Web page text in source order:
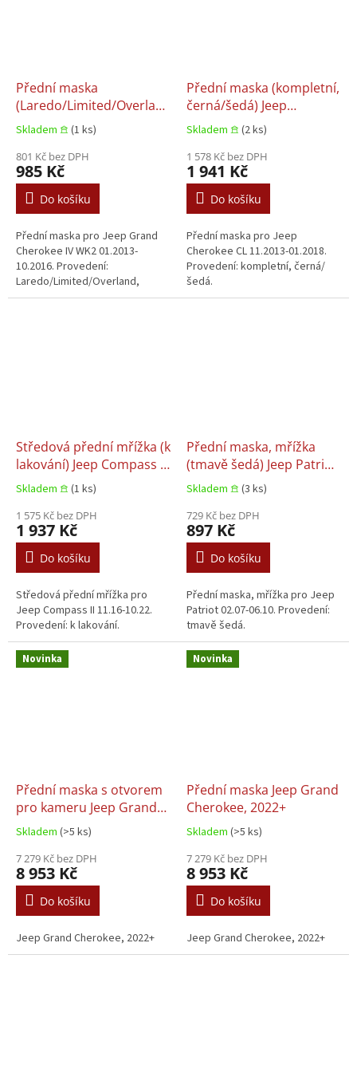
Přední maska
(Laredo/Limited/Overland,
černá, Vnitřní nástavec)
Jeep Grand Cherokee IV
WK2 01.2013-10.2016
Skladem 𖠿 (1 ks)
801 Kč bez DPH
985 Kč
Do košíku
Přední maska pro Jeep Grand
Cherokee IV WK2 01.2013-
10.2016. Provedení:
Laredo/Limited/Overland,
černá.
Přední maska (kompletní,
černá/šedá) Jeep
Cherokee CL 11.2013-
Skladem 𖠿 (2 ks)
1 578 Kč bez DPH
1 941 Kč
Do košíku
Přední maska pro Jeep
Cherokee CL 11.2013-01.2018.
Provedení: kompletní, černá/
šedá.
Středová přední mřížka (k
lakování) Jeep Compass II
11.16-10.22
Skladem 𖠿 (1 ks)
1 575 Kč bez DPH
1 937 Kč
Do košíku
Středová přední mřížka pro
Jeep Compass II 11.16-10.22.
Provedení: k lakování.
Přední maska, mřížka
(tmavě šedá) Jeep Patriot
02.07-06.10
Skladem 𖠿 (3 ks)
729 Kč bez DPH
897 Kč
Do košíku
Přední maska, mřížka pro Jeep
Patriot 02.07-06.10. Provedení:
tmavě šedá.
Novinka
Přední maska s otvorem
pro kameru Jeep Grand
Cherokee, 2022+
Skladem (>5 ks)
7 279 Kč bez DPH
8 953 Kč
Do košíku
Jeep Grand Cherokee, 2022+
Novinka
Přední maska Jeep Grand
Cherokee, 2022+
Skladem (>5 ks)
7 279 Kč bez DPH
8 953 Kč
Do košíku
Jeep Grand Cherokee, 2022+